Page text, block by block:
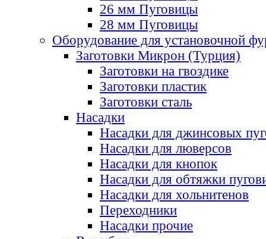
26 мм Пуговицы
28 мм Пуговицы
Оборудование для установочной
Заготовки Микрон (Турция)
Заготовки на гвоздике
Заготовки пластик
Заготовки сталь
Насадки
Насадки для джинсовых
Насадки для люверсов
Насадки для кнопок
Насадки для обтяжки
Насадки для хольнитенов
Переходники
Насадки прочие